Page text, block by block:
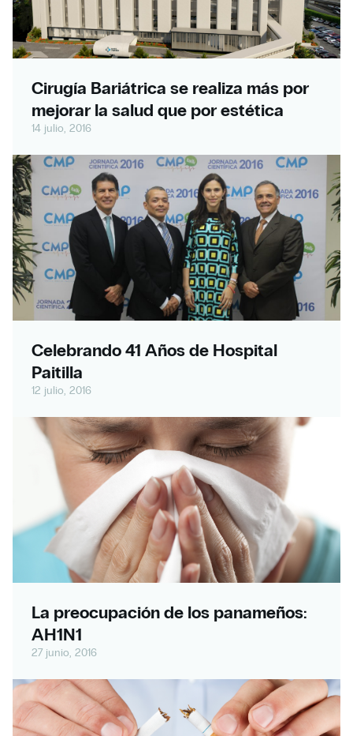
Cirugía Bariátrica se realiza más por
mejorar la salud que por estética
14 julio, 2016
Celebrando 41 Años de Hospital
Paitilla
12 julio, 2016
La preocupación de los panameños:
AH1N1
27 junio, 2016